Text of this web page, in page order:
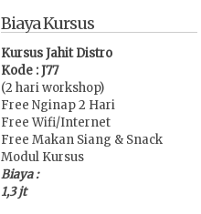
Biaya Kursus
Kursus Jahit Distro
Kode : J77
(2 hari workshop)
Free Nginap 2 Hari
Free Wifi/Internet
Free Makan Siang & Snack
Modul Kursus
Biaya :
1,3 jt